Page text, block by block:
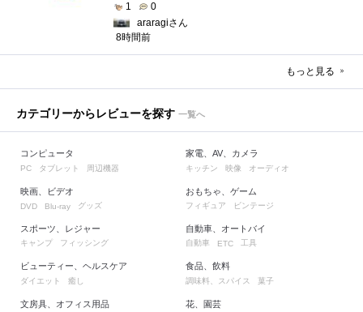
1
0
araragiさん
8時間前
もっと見る
カテゴリーからレビューを探す 一覧へ
コンピュータ
PC タブレット 周辺機器
映画、ビデオ
DVD Blu-ray グッズ
スポーツ、レジャー
キャンプ フィッシング
ビューティー、ヘルスケア
ダイエット 癒し
文房具、オフィス用品
家電、AV、カメラ
キッチン 映像 オーディオ
おもちゃ、ゲーム
フィギュア ビンテージ
自動車、オートバイ
自動車 ETC 工具
食品、飲料
調味料、スパイス 菓子
花、園芸